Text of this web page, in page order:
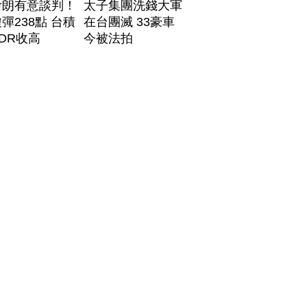
有意談判！
238點 台積
收高
太子集團洗錢大軍
在台團滅 33豪車
今被法拍